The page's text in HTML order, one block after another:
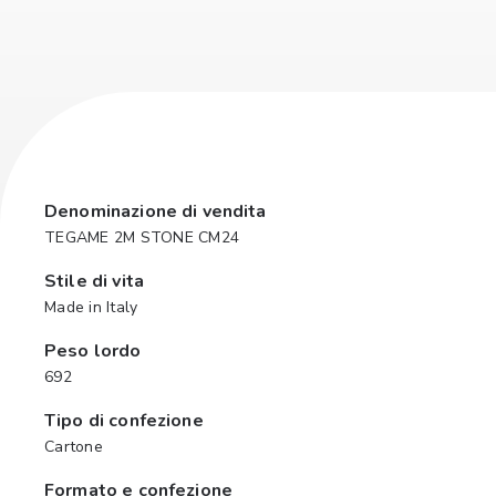
Denominazione di vendita
TEGAME 2M STONE CM24
Stile di vita
Made in Italy
Peso lordo
692
Tipo di confezione
Cartone
Formato e confezione